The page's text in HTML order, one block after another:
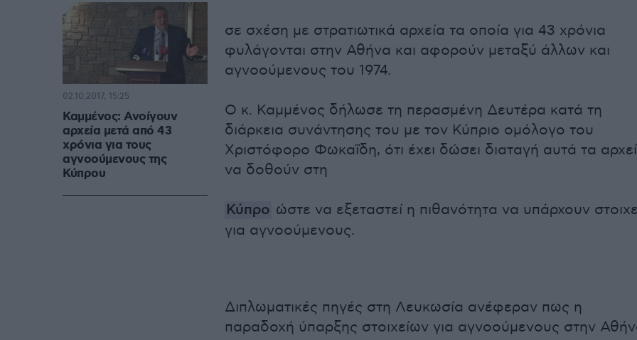
σε σχέση με στρατιωτικά αρχεία τα οποία για 43 χρόνια
φυλάγονται στην Αθήνα και αφορούν μεταξύ άλλων και
αγνοούμενους του 1974.
Ο κ. Καμμένος δήλωσε τη περασμένη Δευτέρα κατά τη
διάρκεια συνάντησης του με τον Κύπριο ομόλογο του
Χριστόφορο Φωκαΐδη, ότι έχει δώσει διαταγή αυτά τα
να δοθούν στη
Κύπρο ώστε να εξεταστεί η πιθανότητα να υπάρχουν
για αγνοούμενους.
Διπλωματικές πηγές στη Λευκωσία ανέφεραν πως η
παραδοχή ύπαρξης στοιχείων για αγνοούμενους στην
Καμμένος: Ανοίγουν
αρχεία μετά από 43
χρόνια για τους
αγνοούμενους της
Κύπρου
02.10.2017, 15:25